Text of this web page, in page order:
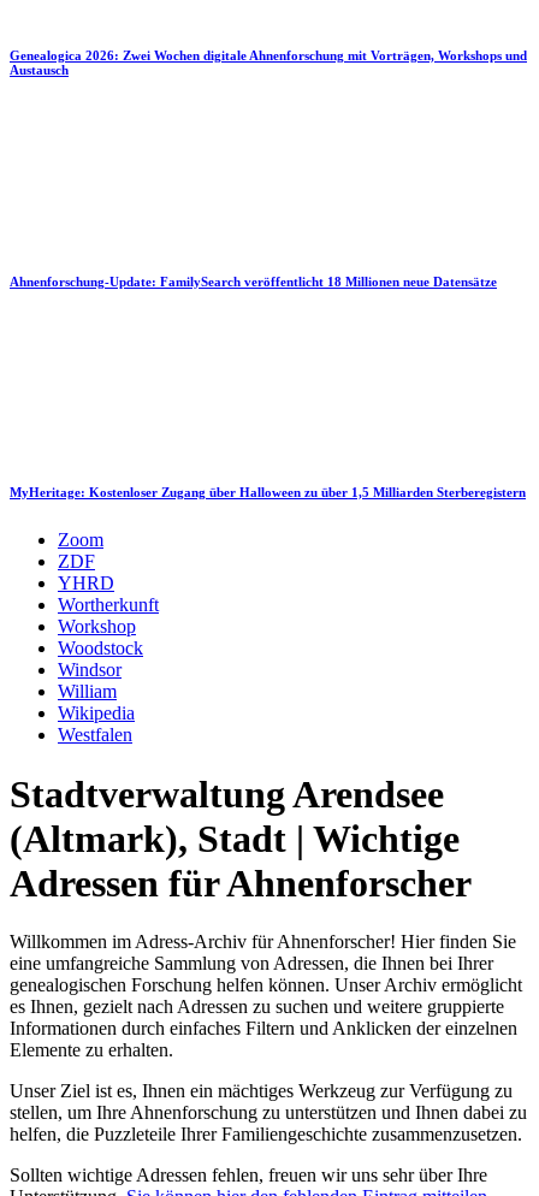
Genealogica 2026: Zwei Wochen digitale Ahnenforschung mit Vorträgen, Workshops und
Austausch
Ahnenforschung-Update: FamilySearch veröffentlicht 18 Millionen neue Datensätze
MyHeritage: Kostenloser Zugang über Halloween zu über 1,5 Milliarden Sterberegistern
Zoom
ZDF
YHRD
Wortherkunft
Workshop
Woodstock
Windsor
William
Wikipedia
Westfalen
Stadtverwaltung Arendsee
(Altmark), Stadt | Wichtige
Adressen für Ahnenforscher
Willkommen im Adress-Archiv für Ahnenforscher! Hier finden Sie
eine umfangreiche Sammlung von Adressen, die Ihnen bei Ihrer
genealogischen Forschung helfen können. Unser Archiv ermöglicht
es Ihnen, gezielt nach Adressen zu suchen und weitere gruppierte
Informationen durch einfaches Filtern und Anklicken der einzelnen
Elemente zu erhalten.
Unser Ziel ist es, Ihnen ein mächtiges Werkzeug zur Verfügung zu
stellen, um Ihre Ahnenforschung zu unterstützen und Ihnen dabei zu
helfen, die Puzzleteile Ihrer Familiengeschichte zusammenzusetzen.
Sollten wichtige Adressen fehlen, freuen wir uns sehr über Ihre